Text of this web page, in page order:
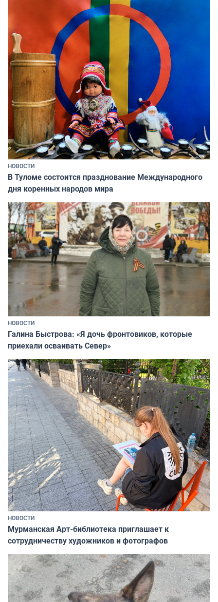
НОВОСТИ
В Туломе состоится празднование Международного
дня коренных народов мира
НОВОСТИ
Галина Быстрова: «Я дочь фронтовиков, которые
приехали осваивать Север»
НОВОСТИ
Мурманская Арт-библиотека приглашает к
сотрудничеству художников и фотографов